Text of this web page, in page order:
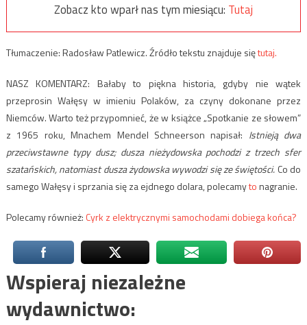
Zobacz kto wparł nas tym miesiącu: Tutaj
Tłumaczenie: Radosław Patlewicz. Źródło tekstu znajduje siętutaj.
NASZ KOMENTARZ: Bałaby to piękna historia, gdyby nie wątek
przeprosin Wałęsy w imieniu Polaków, za czyny dokonane przez
Niemców. Warto też przypomnieć, że w książce „Spotkanie ze słowem”
z 1965 roku, Mnachem Mendel Schneerson napisał: Istnieją dwa
przeciwstawne typy dusz; dusza nieżydowska pochodzi z trzech sfer
szatańskich, natomiast dusza żydowska wywodzi się ze świętości. Co do
samego Wałęsy i sprzania się za ejdnego dolara, polecamytonagranie.
Polecamy również: Cyrk z elektrycznymi samochodami dobiega końca?
Wspieraj niezależne
wydawnictwo: